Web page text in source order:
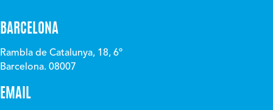
BARCELONA
Rambla de Catalunya, 18, 6º
Barcelona. 08007
EMAIL